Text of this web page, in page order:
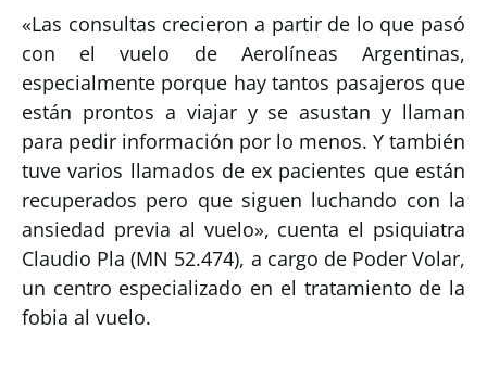
«Las consultas crecieron a partir de lo que pasó
con el vuelo de Aerolíneas Argentinas,
especialmente porque hay tantos pasajeros que
están prontos a viajar y se asustan y llaman
para pedir información por lo menos. Y también
tuve varios llamados de ex pacientes que están
recuperados pero que siguen luchando con la
ansiedad previa al vuelo», cuenta el psiquiatra
Claudio Pla (MN 52.474), a cargo de Poder Volar,
un centro especializado en el tratamiento de la
fobia al vuelo.